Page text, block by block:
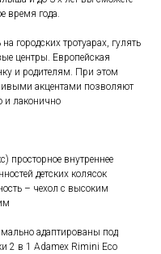
время года.
городских тротуарах, гулять
центры. Европейская
и родителям. При этом
акцентами позволяют
и лаконично
просторное внутреннее
детских колясок
– чехол с высоким
адаптированы под
2 в 1 Adamex Rimini Eco